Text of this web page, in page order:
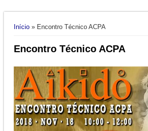
Está aqui
Início» Encontro Técnico ACPA
Encontro Técnico ACPA